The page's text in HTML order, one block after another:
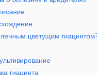
цветущим
гиацинта